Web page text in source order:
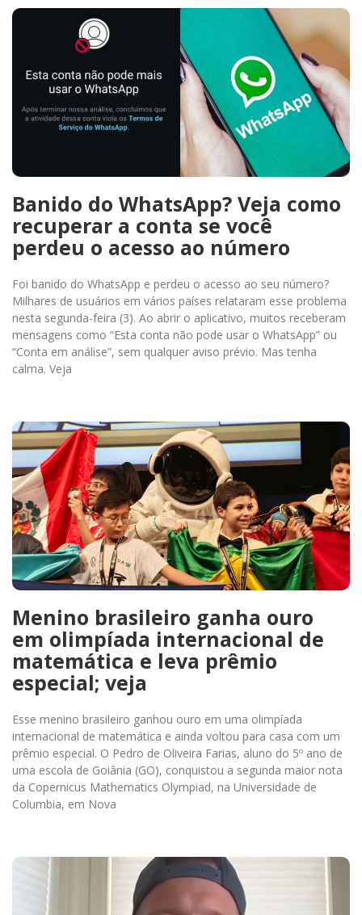
Banido do WhatsApp? Veja como
recuperar a conta se você
perdeu o acesso ao número
Foi banido do WhatsApp e perdeu o acesso ao seu número?
Milhares de usuários em vários países relataram esse problema
nesta segunda-feira (3). Ao abrir o aplicativo, muitos receberam
mensagens como “Esta conta não pode usar o WhatsApp” ou
“Conta em análise”, sem qualquer aviso prévio. Mas tenha
calma. Veja
Menino brasileiro ganha ouro
em olimpíada internacional de
matemática e leva prêmio
especial; veja
Esse menino brasileiro ganhou ouro em uma olimpíada
internacional de matemática e ainda voltou para casa com um
prêmio especial. O Pedro de Oliveira Farias, aluno do 5º ano de
uma escola de Goiânia (GO), conquistou a segunda maior nota
da Copernicus Mathematics Olympiad, na Universidade de
Columbia, em Nova